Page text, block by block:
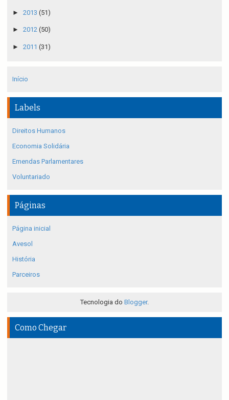
► 2013 (51)
► 2012 (50)
► 2011 (31)
Início
Labels
Direitos Humanos
Economia Solidária
Emendas Parlamentares
Voluntariado
Páginas
Página inicial
Avesol
História
Parceiros
Tecnologia do Blogger.
Como Chegar